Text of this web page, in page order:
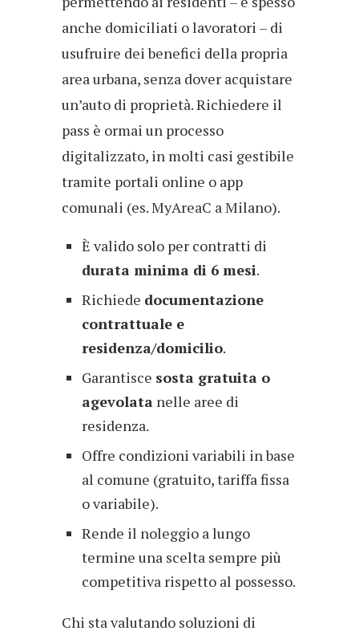
anche domiciliati o lavoratori – di
usufruire dei benefici della propria
area urbana, senza dover acquistare
un’auto di proprietà. Richiedere il
pass è ormai un processo
digitalizzato, in molti casi gestibile
tramite portali online o app
comunali (es. MyAreaC a Milano).
È valido solo per contratti di
durata minima di 6 mesi.
Richiede documentazione
contrattuale e
residenza/domicilio.
Garantisce sosta gratuita o
agevolata nelle aree di
residenza.
Offre condizioni variabili in base
al comune (gratuito, tariffa fissa
o variabile).
Rende il noleggio a lungo
termine una scelta sempre più
competitiva rispetto al possesso.
Chi sta valutando soluzioni di